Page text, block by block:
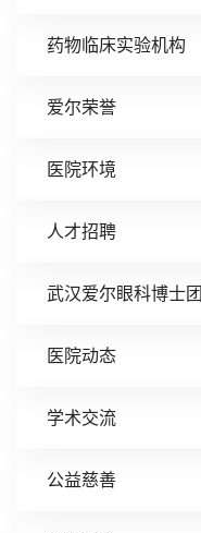
药物临床实验机构
爱尔荣誉
医院环境
人才招聘
武汉爱尔眼科博士团
医院动态
学术交流
公益慈善